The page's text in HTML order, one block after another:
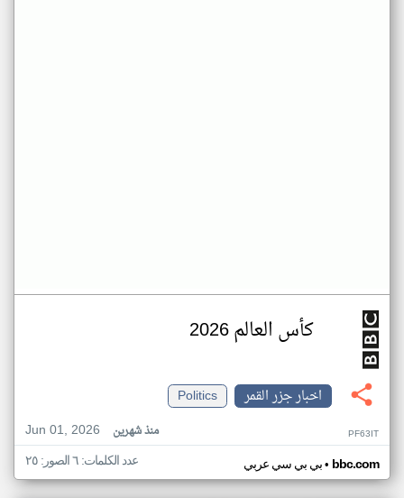
كأس العالم 2026
اخبار جزر القمر
Politics
Jun 01, 2026
منذ شهرين PF63IT
بي بي سي عربي• bbc.com عدد الكلمات: ٦ الصور: ٢٥